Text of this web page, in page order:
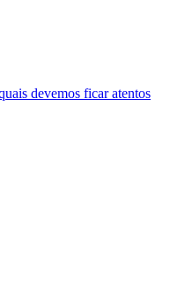
devemos ficar atentos